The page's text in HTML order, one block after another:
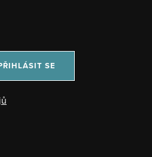
SE